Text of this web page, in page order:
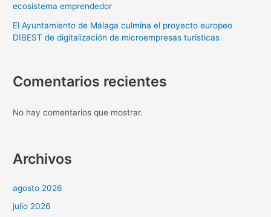
ecosistema emprendedor
El Ayuntamiento de Málaga culmina el proyecto europeo
DIBEST de digitalización de microempresas turísticas
Comentarios recientes
No hay comentarios que mostrar.
Archivos
agosto 2026
julio 2026